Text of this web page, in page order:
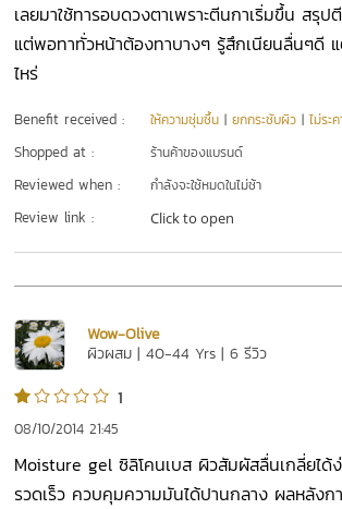
เลยมาใช้ทารอบดวงตาเพราะตีนกาเริ่มขึ้น สรุป
แต่พอทาทั่วหน้าต้องทาบางๆ รู้สึกเนียนลื่นๆดี
ไหร่
Benefit received : ให้ความชุ่มชื้น |ยกกระชับผิว |ไม่ระ
Shopped at : ร้านค้าของแบรนด์
Reviewed when : กำลังจะใช้หมดในไม่ช้า
Review link : Click to open
Wow-Olive
ผิวผสม | 40-44 Yrs | 6 รีวิว
1
08/10/2014 21:45
Moisture gel ซิลิโคนเบส ผิวสัมผัสลื่นเกลี่ยได้
รวดเร็ว ควบคุมความมันได้ปานกลาง ผลหลังกา